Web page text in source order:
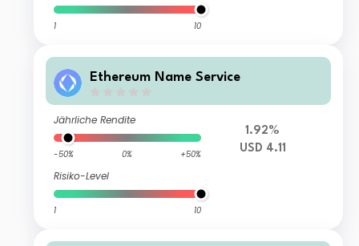
1 10
Ethereum Name Service
Jährliche Rendite
-50% 0% +50%
Risiko-Level
1 10
1.92%
USD 4.11